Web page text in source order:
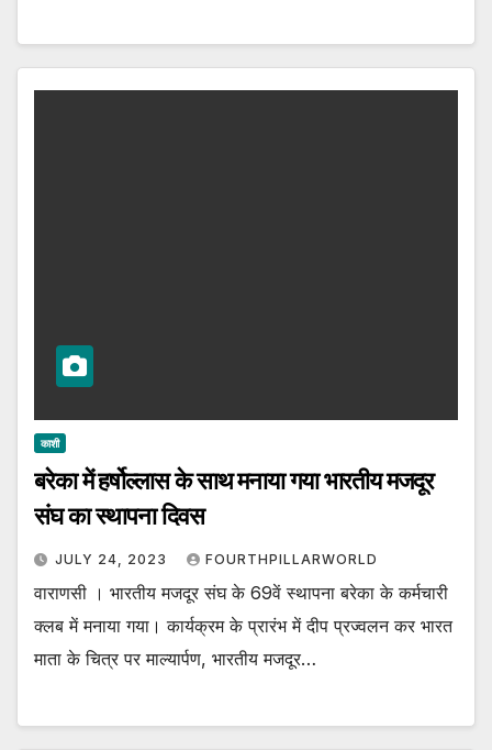
काशी
बरेका में हर्षोल्लास के साथ मनाया गया भारतीय मजदूर
संघ का स्थापना दिवस
JULY 24, 2023 FOURTHPILLARWORLD
वाराणसी । भारतीय मजदूर संघ के 69वें स्थापना बरेका के कर्मचारी
क्लब में मनाया गया। कार्यक्रम के प्रारंभ में दीप प्रज्वलन कर भारत
माता के चित्र पर माल्यार्पण, भारतीय मजदूर…